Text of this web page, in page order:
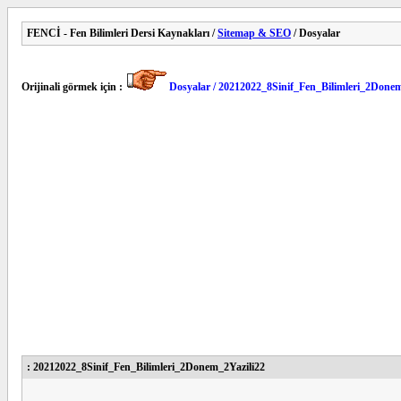
FENCİ - Fen Bilimleri Dersi Kaynakları /Sitemap & SEO / Dosyalar
Orijinali görmek için : Dosyalar /
: 20212022_8Sinif_Fen_Bilimleri_2Donem_2Yazili22